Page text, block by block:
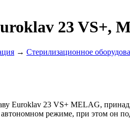
23 VS+,
→ Стерилизационное
Euroklav 23 VS+ MELAG,
режиме, при этом он